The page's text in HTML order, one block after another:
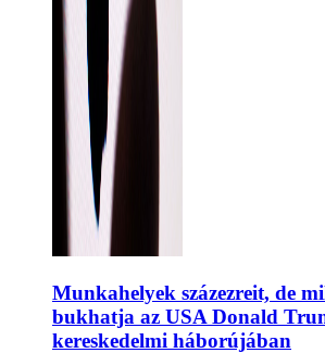
Munkahelyek százezreit, de
bukhatja az USA Donald
kereskedelmi háborújában